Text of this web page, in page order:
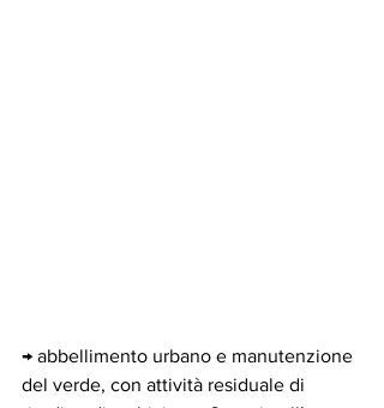
→ abbellimento urbano e manutenzione
del verde, con attività residuale di